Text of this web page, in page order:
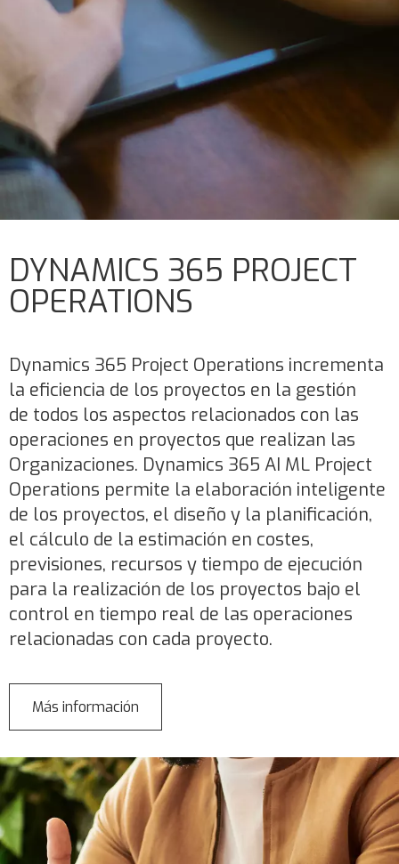
DYNAMICS 365 PROJECT
OPERATIONS
Dynamics 365 Project Operations incrementa
la eficiencia de los proyectos en la gestión
de todos los aspectos relacionados con las
operaciones en proyectos que realizan las
Organizaciones. Dynamics 365 AI ML Project
Operations permite la elaboración inteligente
de los proyectos, el diseño y la planificación,
el cálculo de la estimación en costes,
previsiones, recursos y tiempo de ejecución
para la realización de los proyectos bajo el
control en tiempo real de las operaciones
relacionadas con cada proyecto.
Más información
365
Operations